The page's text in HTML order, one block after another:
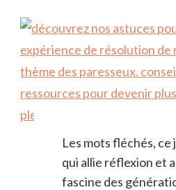
Les mots fléchés,
qui allie réflexion et
fascine des